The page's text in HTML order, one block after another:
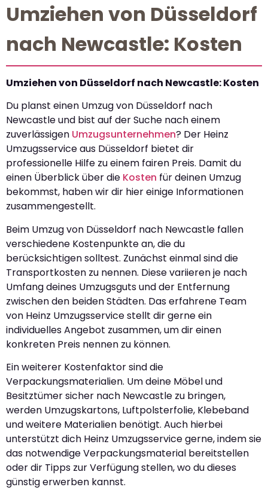
Umziehen von Düsseldorf
nach Newcastle: Kosten
Umziehen von Düsseldorf nach Newcastle: Kosten
Du planst einen Umzug von Düsseldorf nach
Newcastle und bist auf der Suche nach einem
zuverlässigen Umzugsunternehmen? Der Heinz
Umzugsservice aus Düsseldorf bietet dir
professionelle Hilfe zu einem fairen Preis. Damit du
einen Überblick über die Kosten für deinen Umzug
bekommst, haben wir dir hier einige Informationen
zusammengestellt.
Beim Umzug von Düsseldorf nach Newcastle fallen
verschiedene Kostenpunkte an, die du
berücksichtigen solltest. Zunächst einmal sind die
Transportkosten zu nennen. Diese variieren je nach
Umfang deines Umzugsguts und der Entfernung
zwischen den beiden Städten. Das erfahrene Team
von Heinz Umzugsservice stellt dir gerne ein
individuelles Angebot zusammen, um dir einen
konkreten Preis nennen zu können.
Ein weiterer Kostenfaktor sind die
Verpackungsmaterialien. Um deine Möbel und
Besitztümer sicher nach Newcastle zu bringen,
werden Umzugskartons, Luftpolsterfolie, Klebeband
und weitere Materialien benötigt. Auch hierbei
unterstützt dich Heinz Umzugsservice gerne, indem sie
das notwendige Verpackungsmaterial bereitstellen
oder dir Tipps zur Verfügung stellen, wo du dieses
günstig erwerben kannst.